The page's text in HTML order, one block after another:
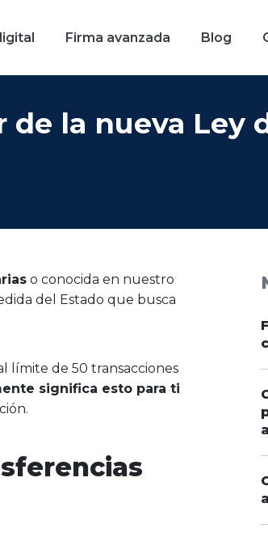
Firma avanzada Blog
de la nueva Ley
o conocida en nuestro
del Estado que busca
límite de 50 transacciones
significa esto para ti